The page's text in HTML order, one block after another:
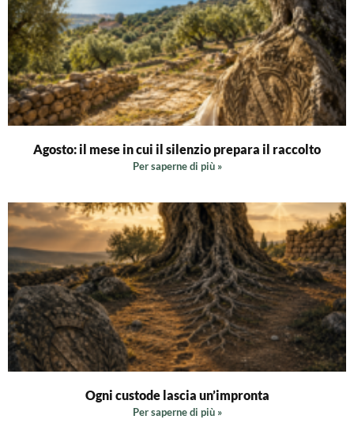
Agosto: il mese in cui il silenzio prepara il raccolto
Per saperne di più »
Ogni custode lascia un’impronta
Per saperne di più »